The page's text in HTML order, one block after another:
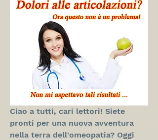
Ciao a tutti, cari lettori! Siete
pronti per una nuova avventura
nella terra dell'omeopatia? Oggi